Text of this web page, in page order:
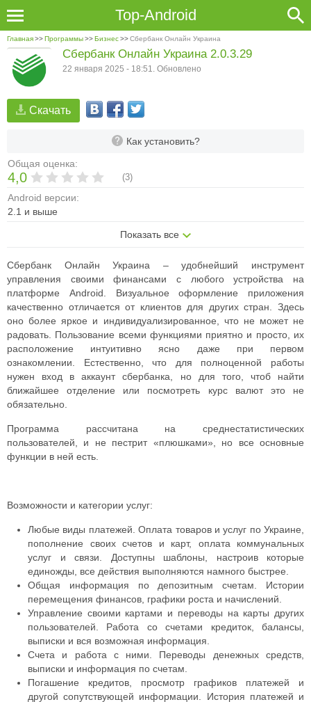
Top-Android
Главная>>Программы>>Бизнес>>Сбербанк Онлайн Украина
Скачать
Как установить?
Общая оценка:
4,0 (3)
Android версии:
2.1 и выше
Показать все
Сбербанк Онлайн Украина 2.0.3.29
22 января 2025 - 18:51. Обновлено
Сбербанк Онлайн Украина – удобнейший инструмент
управления своими финансами с любого устройства на
платформе Android. Визуальное оформление приложения
качественно отличается от клиентов для других стран. Здесь
оно более яркое и индивидуализированное, что не может не
радовать. Пользование всеми функциями приятно и просто, их
расположение интуитивно ясно даже при первом
ознакомлении. Естественно, что для полноценной работы
нужен вход в аккаунт сбербанка, но для того, чтоб найти
ближайшее отделение или посмотреть курс валют это не
обязательно.
Программа рассчитана на среднестатистических
пользователей, и не пестрит «плюшками», но все основные
функции в ней есть.
Возможности и категории услуг:
Любые виды платежей. Оплата товаров и услуг по Украине,
пополнение своих счетов и карт, оплата коммунальных
услуг и связи. Доступны шаблоны, настроив которые
единожды, все действия выполняются намного быстрее.
Общая информация по депозитным счетам. Истории
перемещения финансов, графики роста и начислений.
Управление своими картами и переводы на карты других
пользователей. Работа со счетами кредиток, балансы,
выписки и вся возможная информация.
Счета и работа с ними. Переводы денежных средств,
выписки и информация по счетам.
Погашение кредитов, просмотр графиков платежей и
другой сопутствующей информации. История платежей и